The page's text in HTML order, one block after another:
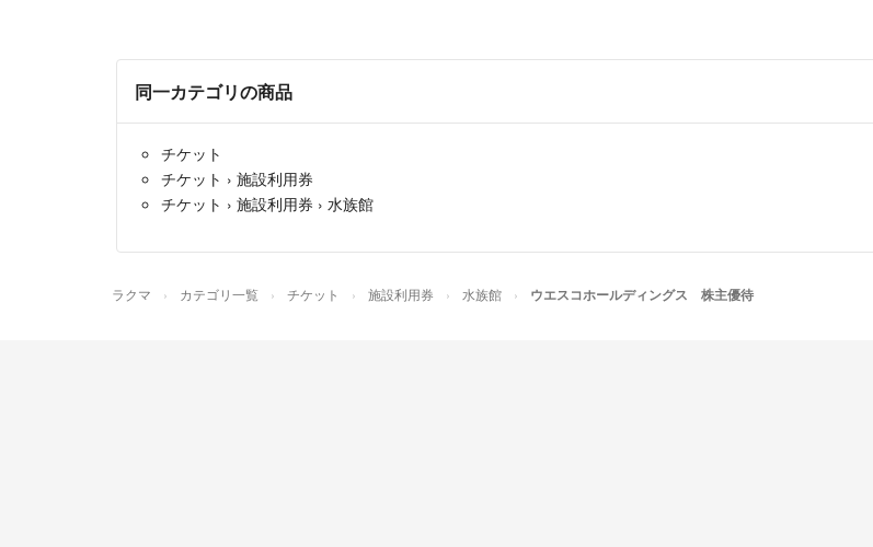
同一カテゴリの商品
チケット
チケット › 施設利用券
チケット › 施設利用券 › 水族館
ラクマ カテゴリ一覧 チケット 施設利用券 水族館 ウエスコホールディングス 株主優待